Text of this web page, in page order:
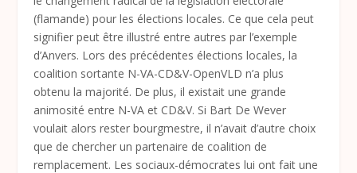
(flamande) pour les élections locales. Ce que cela peut
signifier peut être illustré entre autres par l’exemple
d’Anvers. Lors des précédentes élections locales, la
coalition sortante N-VA-CD&V-OpenVLD n’a plus
obtenu la majorité. De plus, il existait une grande
animosité entre N-VA et CD&V. Si Bart De Wever
voulait alors rester bourgmestre, il n’avait d’autre choix
que de chercher un partenaire de coalition de
remplacement. Les sociaux-démocrates lui ont fait une